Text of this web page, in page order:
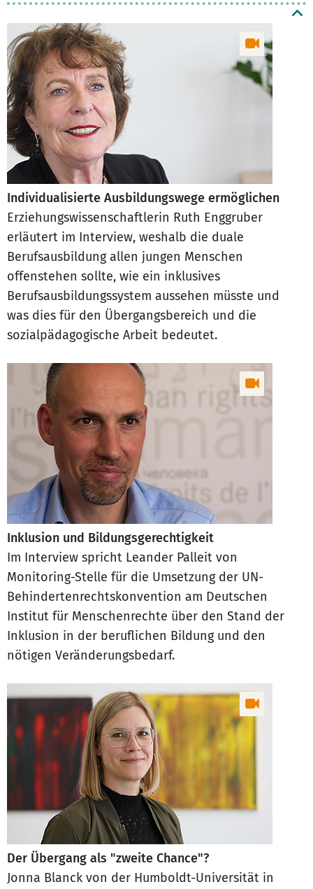
Individualisierte Ausbildungswege ermöglichen
Erziehungswissenschaftlerin Ruth Enggruber
erläutert im Interview, weshalb die duale
Berufsausbildung allen jungen Menschen
offenstehen sollte, wie ein inklusives
Berufsausbildungssystem aussehen müsste und
was dies für den Übergangsbereich und die
sozialpädagogische Arbeit bedeutet.
Inklusion und Bildungsgerechtigkeit
Im Interview spricht Leander Palleit von
Monitoring-Stelle für die Umsetzung der UN-
Behindertenrechtskonvention am Deutschen
Institut für Menschenrechte über den Stand der
Inklusion in der beruflichen Bildung und den
nötigen Veränderungsbedarf.
Der Übergang als "zweite Chance"?
Jonna Blanck von der Humboldt-Universität in